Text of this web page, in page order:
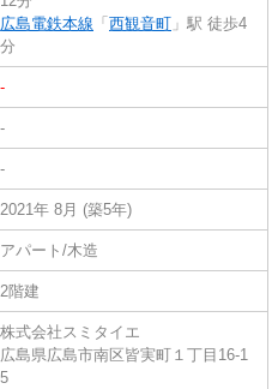
広島電鉄本線 「 西観音町 」駅 徒歩4
分
-
-
-
2021年 8月 (築5年)
アパート/木造
2階建
株式会社スミタイエ
広島県広島市南区皆実町１丁目16-1
5